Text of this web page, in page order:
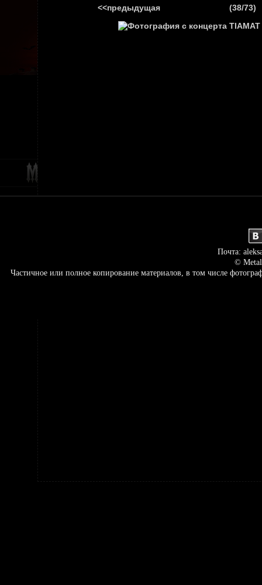
<<предыдущая (38/73)
Почта:
©
Частичное или полное копирование материалов, в том числе